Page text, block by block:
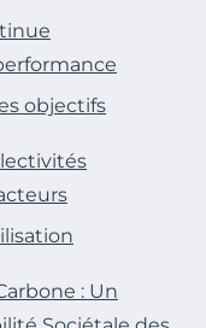
objectifs
: Un